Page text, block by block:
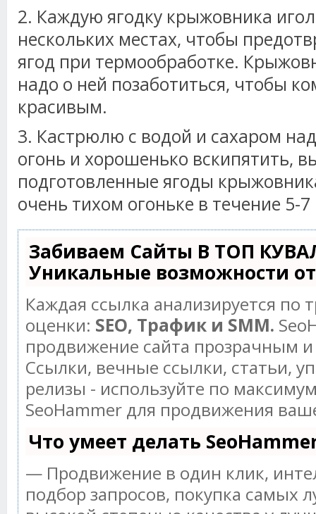
2. Каждую ягодку крыжовника
нескольких местах, чтобы
ягод при термообработке.
надо о ней позаботиться, чтобы
красивым.
3. Кастрюлю с водой и сахаром
огонь и хорошенько вскипятить,
подготовленные ягоды
очень тихом огоньке в течение 5-
Забиваем Сайты В ТОП
Уникальные возможности
Каждая ссылка анализируется по
оценки: SEO, Трафик и SMM.
продвижение сайта прозрачным
Ссылки, вечные ссылки, статьи,
релизы - используйте по
SeoHammer для продвижения
Что умеет делать
— Продвижение в один клик,
подбор запросов, покупка самых